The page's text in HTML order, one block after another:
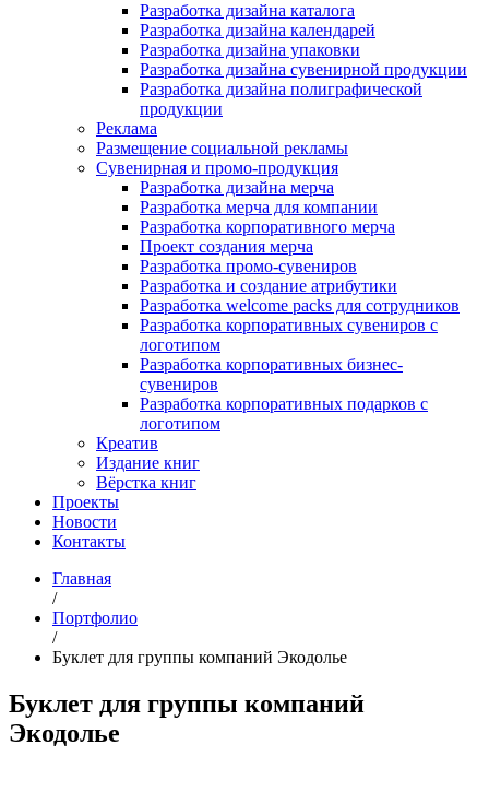
Разработка дизайна каталога
Разработка дизайна календарей
Разработка дизайна упаковки
Разработка дизайна сувенирной продукции
Разработка дизайна полиграфической
продукции
Реклама
Размещение социальной рекламы
Сувенирная и промо-продукция
Разработка дизайна мерча
Разработка мерча для компании
Разработка корпоративного мерча
Проект создания мерча
Разработка промо-сувениров
Разработка и создание атрибутики
Разработка welcome packs для сотрудников
Разработка корпоративных сувениров с
логотипом
Разработка корпоративных бизнес-
сувениров
Разработка корпоративных подарков с
логотипом
Креатив
Издание книг
Вёрстка книг
Проекты
Новости
Контакты
Главная
/
Портфолио
/
Буклет для группы компаний Экодолье
Буклет для группы компаний
Экодолье